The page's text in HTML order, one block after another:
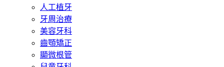
人工植牙
牙周治療
美容牙科
齒顎矯正
顯微根管